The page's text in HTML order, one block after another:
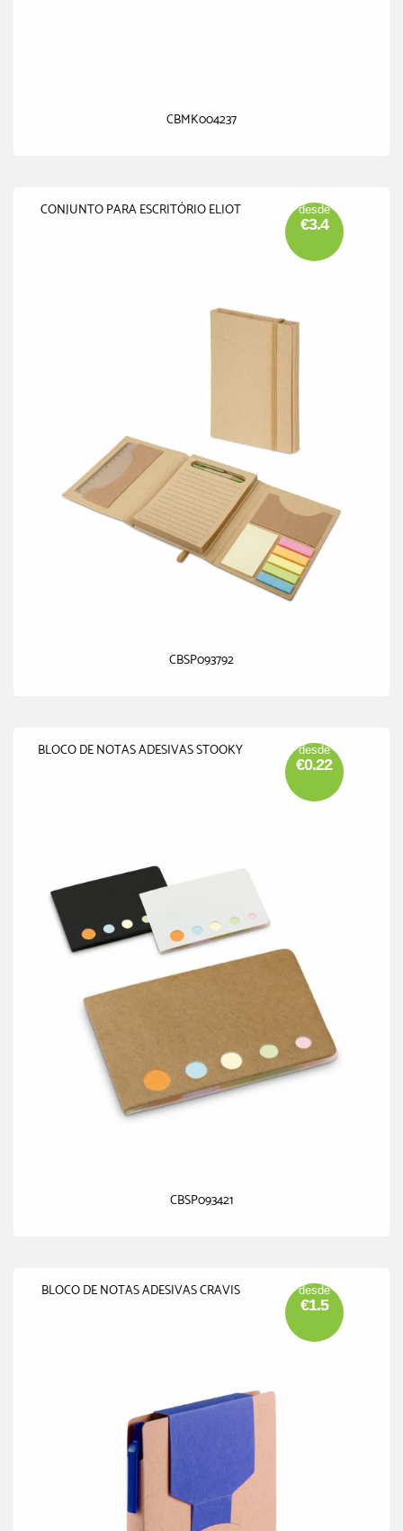
CBMK004237
CONJUNTO PARA ESCRITÓRIO ELIOT desde
€3.4
CBSP093792
BLOCO DE NOTAS ADESIVAS STOOKY desde
€0.22
CBSP093421
BLOCO DE NOTAS ADESIVAS CRAVIS desde
€1.5